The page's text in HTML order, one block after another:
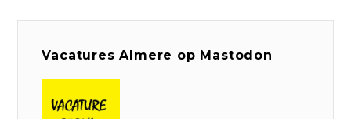
Vacatures Almere op Mastodon